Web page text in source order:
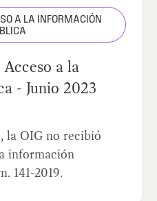
A LA INFORMACIÓN
a la
- Junio 2023
la OIG no recibió
información
141-2019.